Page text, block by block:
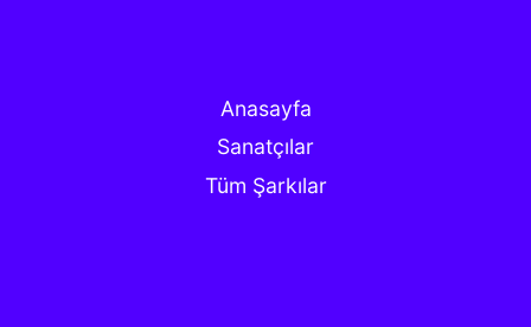
Anasayfa
Sanatçılar
Tüm Şarkılar